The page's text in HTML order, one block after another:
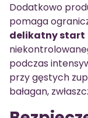
Dodatkowo
pomaga
delikatny start
podczas
przy gęstych
bałagan,